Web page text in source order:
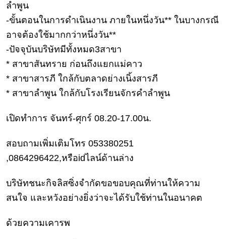
ดู
หนัง
Music
Station
บันเทิง
ไตล์
ผู้
ผู้ชาย
ลำพูน
-ขั้นตอนในการดำเนินงาน ภายในหนึ่งวัน** ในบางกรณี
อาจต้องใช้มากกว่าหนึ่งวัน**
-ปัจจุบันบริษัทมีทั้งหมด3สาขา
* สาขาสันทราย ก่อนถึงแยกแม่คาว
* สาขาสารภี ใกล้กับตลาดย่างเนิ้งสารภี
* สาขาลำพูน ใกล้กับโรงเรียนจักรคำลำพูน
เปิดทำการ จันทร์-ศุกร์ 08.20-17.00น.
สอบถามเพิ่มเติมโทร 053380251
,0864296422,หรือidไลน์ด้านล่าง
บริษัทชนะกิจลิสซิ่งจำกัดขอขอบคุณที่ท่านให้ความ
สนใจ และหวังอย่างยิ่งว่าจะได้รับใช้ท่านในอนาคต
ด้วยความเคารพ